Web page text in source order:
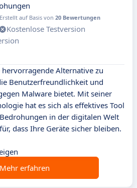
Erstellt auf Basis von 20 Bewertungen
Kostenlose Testversion
Alternative zu
Benutzerfreundlichkeit und
Malware bietet. Mit seiner
hat es sich als effektives Tool
in der digitalen Welt
dass Ihre Geräte sicher bleiben.
Mehr erfahren